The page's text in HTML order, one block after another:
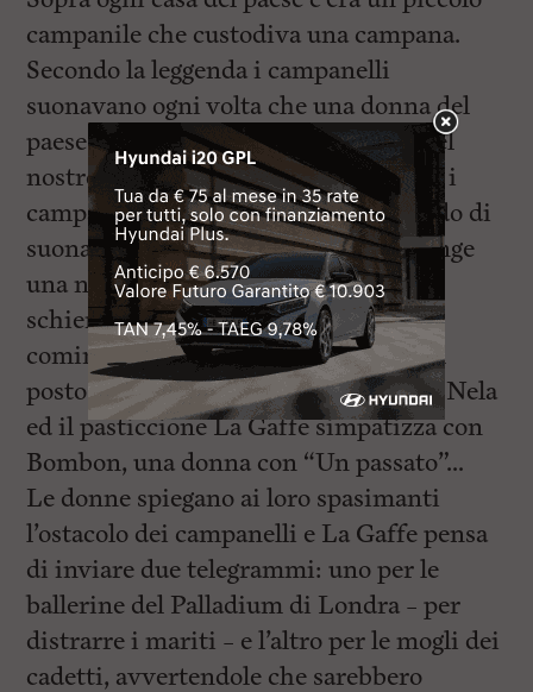
campanile che custodiva una campana.
Secondo la leggenda i campanelli
suonavano ogni volta che una donna del
paese stava per tradire suo marito. Nel
nostro paese, tranquillo e morigerato, i
campanelli non hanno mai avuto modo di
suonare. Ma un giorno, la novità: giunge
una nave da guerra da cui scende una
schiera di baldi cadetti che subito
cominciano a corteggiare le donne del
posto: il capitano Hans si ritrova con Nela
ed il pasticcione La Gaffe simpatizza con
Bombon, una donna con “Un passato”…
Le donne spiegano ai loro spasimanti
l’ostacolo dei campanelli e La Gaffe pensa
di inviare due telegrammi: uno per le
ballerine del Palladium di Londra – per
distrarre i mariti – e l’altro per le mogli dei
cadetti, avvertendole che sarebbero